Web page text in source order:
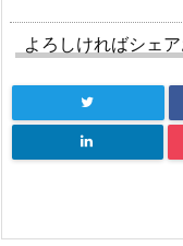
よろしければシェ